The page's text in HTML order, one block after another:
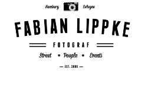
Inhalt
springen